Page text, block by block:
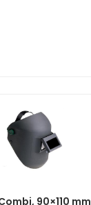
90×110 mm